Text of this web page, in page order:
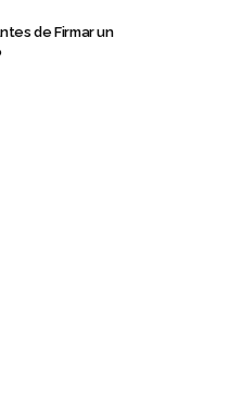
de Firmar un